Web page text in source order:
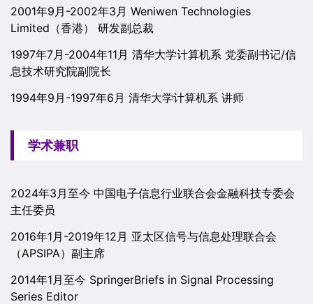
2001年9月-2002年3月 Weniwen Technologies
Limited（香港） 研发副总裁
1997年7月-2004年11月 清华大学计算机系 党委副书记/信
息技术研究院副院长
1994年9月-1997年6月 清华大学计算机系 讲师
学术兼职
2024年3月至今 中国电子信息行业联合会金融科技专委会
主任委员
2016年1月-2019年12月 亚太区信号与信息处理联合会
（APSIPA）副主席
2014年1月至今 SpringerBriefs in Signal Processing
Series Editor